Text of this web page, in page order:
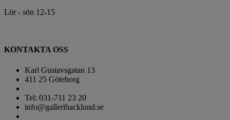
Lör - sön 12-15
KONTAKTA OSS
Karl Gustavsgatan 13
411 25 Göteborg
Tel: 031-711 23 20
info@galleribacklund.se